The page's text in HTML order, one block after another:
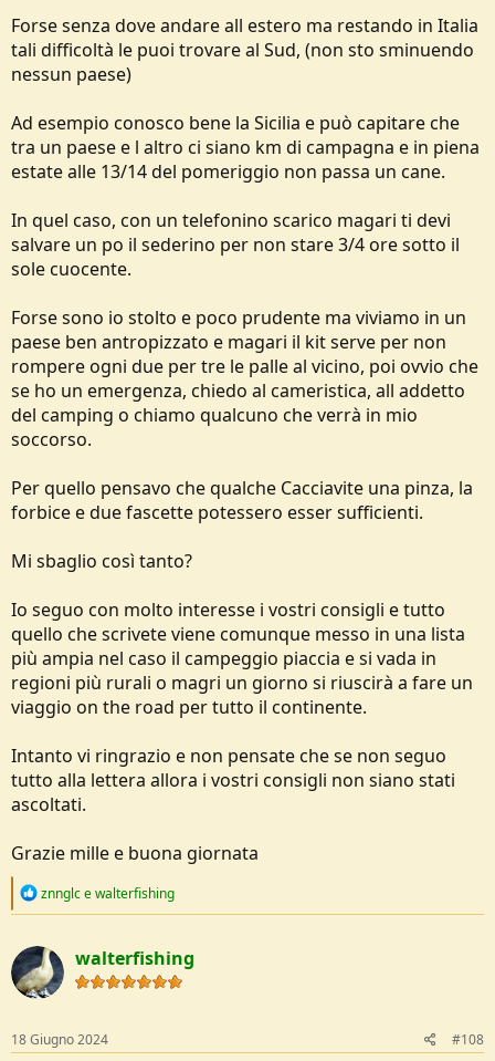
Forse senza dove andare all estero ma restando in Italia
tali difficoltà le puoi trovare al Sud, (non sto sminuendo
nessun paese)
Ad esempio conosco bene la Sicilia e può capitare che
tra un paese e l altro ci siano km di campagna e in piena
estate alle 13/14 del pomeriggio non passa un cane.
In quel caso, con un telefonino scarico magari ti devi
salvare un po il sederino per non stare 3/4 ore sotto il
sole cuocente.
Forse sono io stolto e poco prudente ma viviamo in un
paese ben antropizzato e magari il kit serve per non
rompere ogni due per tre le palle al vicino, poi ovvio che
se ho un emergenza, chiedo al cameristica, all addetto
del camping o chiamo qualcuno che verrà in mio
soccorso.
Per quello pensavo che qualche Cacciavite una pinza, la
forbice e due fascette potessero esser sufficienti.
Mi sbaglio così tanto?
Io seguo con molto interesse i vostri consigli e tutto
quello che scrivete viene comunque messo in una lista
più ampia nel caso il campeggio piaccia e si vada in
regioni più rurali o magri un giorno si riuscirà a fare un
viaggio on the road per tutto il continente.
Intanto vi ringrazio e non pensate che se non seguo
tutto alla lettera allora i vostri consigli non siano stati
ascoltati.
Grazie mille e buona giornata
R
c
t
i
o
s
:
znnglcewalterfishing
walterfishing
18 Giugno 2024 #108